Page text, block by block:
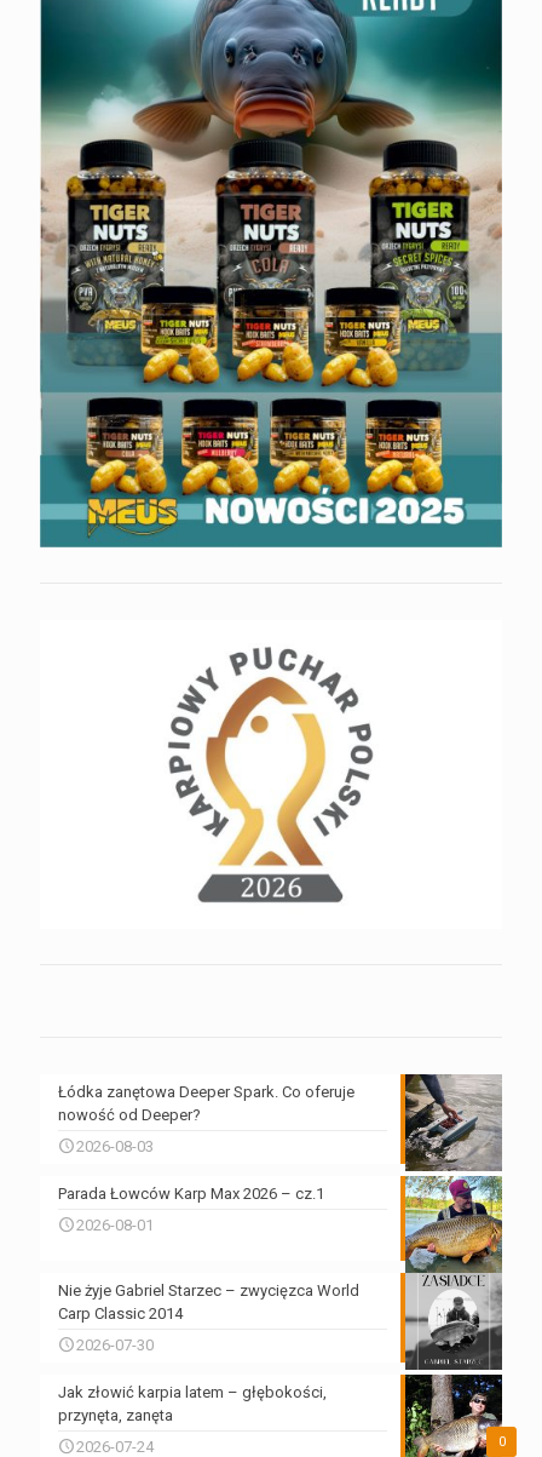
Łódka zanętowa Deeper Spark. Co oferuje
nowość od Deeper?
2026-08-03
Parada Łowców Karp Max 2026 – cz.1
2026-08-01
Nie żyje Gabriel Starzec – zwycięzca World
Carp Classic 2014
2026-07-30
0
Jak złowić karpia latem – głębokości,
przynęta, zanęta
2026-07-24